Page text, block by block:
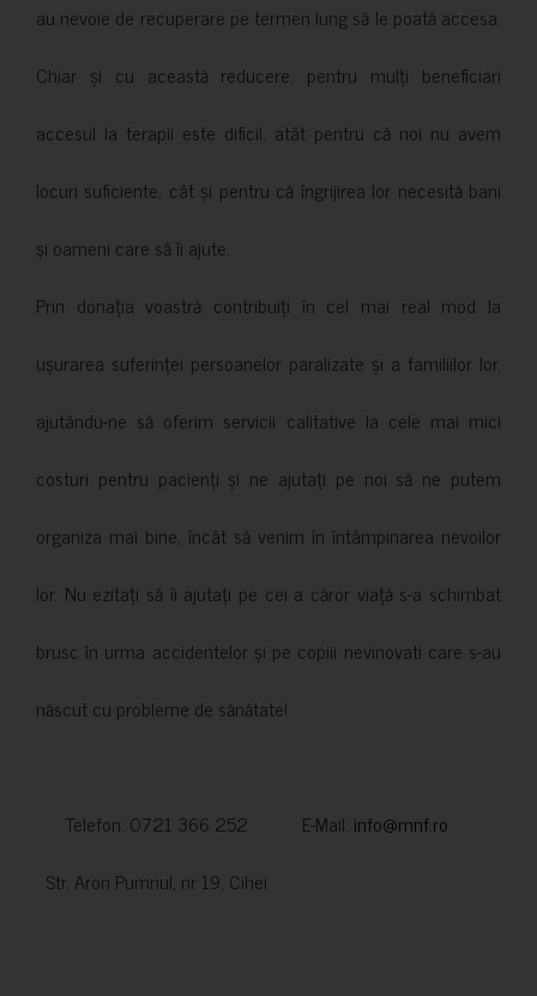
au nevoie de recuperare pe termen lung să le poată accesa.
Chiar și cu această reducere, pentru mulți beneficiari
accesul la terapii este dificil, atât pentru că noi nu avem
locuri suficiente, cât și pentru că îngrijirea lor necesită bani
și oameni care să îi ajute.
Prin donația voastră contribuiți în cel mai real mod la
ușurarea suferinței persoanelor paralizate și a familiilor lor,
ajutându-ne să oferim servicii calitative la cele mai mici
costuri pentru pacienți și ne ajutați pe noi să ne putem
organiza mai bine, încât să venim în întâmpinarea nevoilor
lor. Nu ezitați să îi ajutați pe cei a căror viață s-a schimbat
brusc în urma accidentelor și pe copiii nevinovati care s-au
născut cu probleme de sănătate!
Telefon: 0721 366 252 E-Mail: info@mnf.ro
Str. Aron Pumnul, nr 19, Cihei